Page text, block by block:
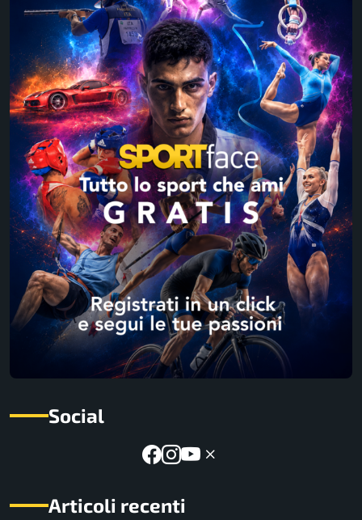
Social
Articoli recenti